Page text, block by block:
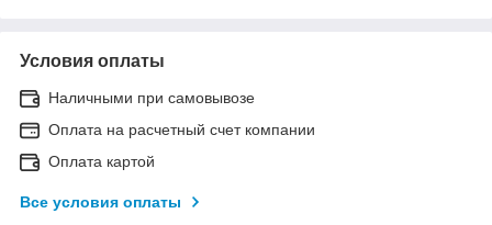
Условия оплаты
Наличными при самовывозе
Оплата на расчетный счет компании
Оплата картой
Все условия оплаты